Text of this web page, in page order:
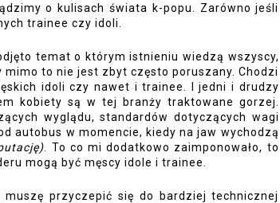
o kulisach świata k-popu. Zarówno jeśli
trainee czy idoli.
temat o którym istnieniu wiedzą wszyscy,
to nie jest zbyt często poruszany. Chodzi
idoli czy nawet i trainee. I jedni i drudzy
kobiety są w tej branży traktowane gorzej.
wyglądu, standardów dotyczących wagi
autobus w momencie, kiedy na jaw wychodzą
. To co mi dodatkowo zaimponowało, to
mogą być męscy idole i trainee.
przyczepić się do bardziej technicznej